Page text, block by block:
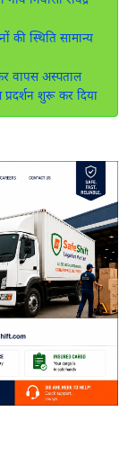
स्थिति सामान्य
वापस अस्पताल
शुरू कर दिया